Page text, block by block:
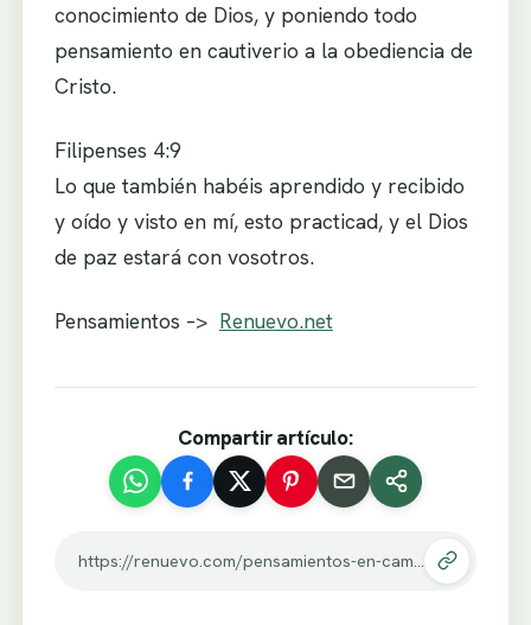
conocimiento de Dios, y poniendo todo
pensamiento en cautiverio a la obediencia de
Cristo.
Filipenses 4:9
Lo que también habéis aprendido y recibido
y oído y visto en mí, esto practicad, y el Dios
de paz estará con vosotros.
Pensamientos –> Renuevo.net
Compartir artículo:
https://renuevo.com/pensamientos-en-camino-estrecho-y-tortuoso.html